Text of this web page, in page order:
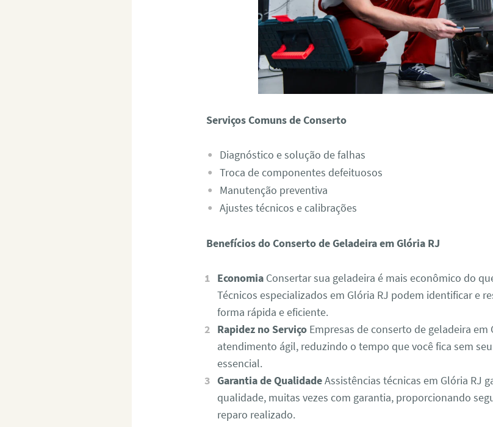
Serviços Comuns de Conserto
Diagnóstico e solução de falhas
Troca de componentes defeituosos
Manutenção preventiva
Ajustes técnicos e calibrações
Benefícios do Conserto de Geladeira em Glória RJ
EconomiaConsertar sua geladeira é mais econômico do
Técnicos especializados em Glória RJ podem identificar e
forma rápida e eficiente.
Rapidez no ServiçoEmpresas de conserto de geladeira em
atendimento ágil, reduzindo o tempo que você fica sem
essencial.
Garantia de QualidadeAssistências técnicas em Glória RJ
qualidade, muitas vezes com garantia, proporcionando
reparo realizado.